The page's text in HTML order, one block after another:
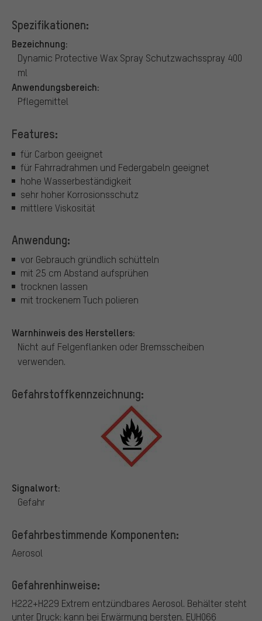
Spezifikationen:
Bezeichnung:
Dynamic Protective Wax Spray Schutzwachsspray 400
ml
Anwendungsbereich:
Pflegemittel
Features:
für Carbon geeignet
für Fahrradrahmen und Federgabeln geeignet
hohe Wasserbeständigkeit
sehr hoher Korrosionsschutz
mittlere Viskosität
Anwendung:
vor Gebrauch gründlich schütteln
mit 25 cm Abstand aufsprühen
trocknen lassen
mit trockenem Tuch polieren
Warnhinweis des Herstellers:
Nicht auf Felgenflanken oder Bremsscheiben
verwenden.
Gefahrstoffkennzeichnung:
Signalwort:
Gefahr
Gefahrbestimmende Komponenten:
Aerosol
Gefahrenhinweise:
H222+H229 Extrem entzündbares Aerosol. Behälter steht
unter Druck: kann bei Erwärmung bersten. EUH066